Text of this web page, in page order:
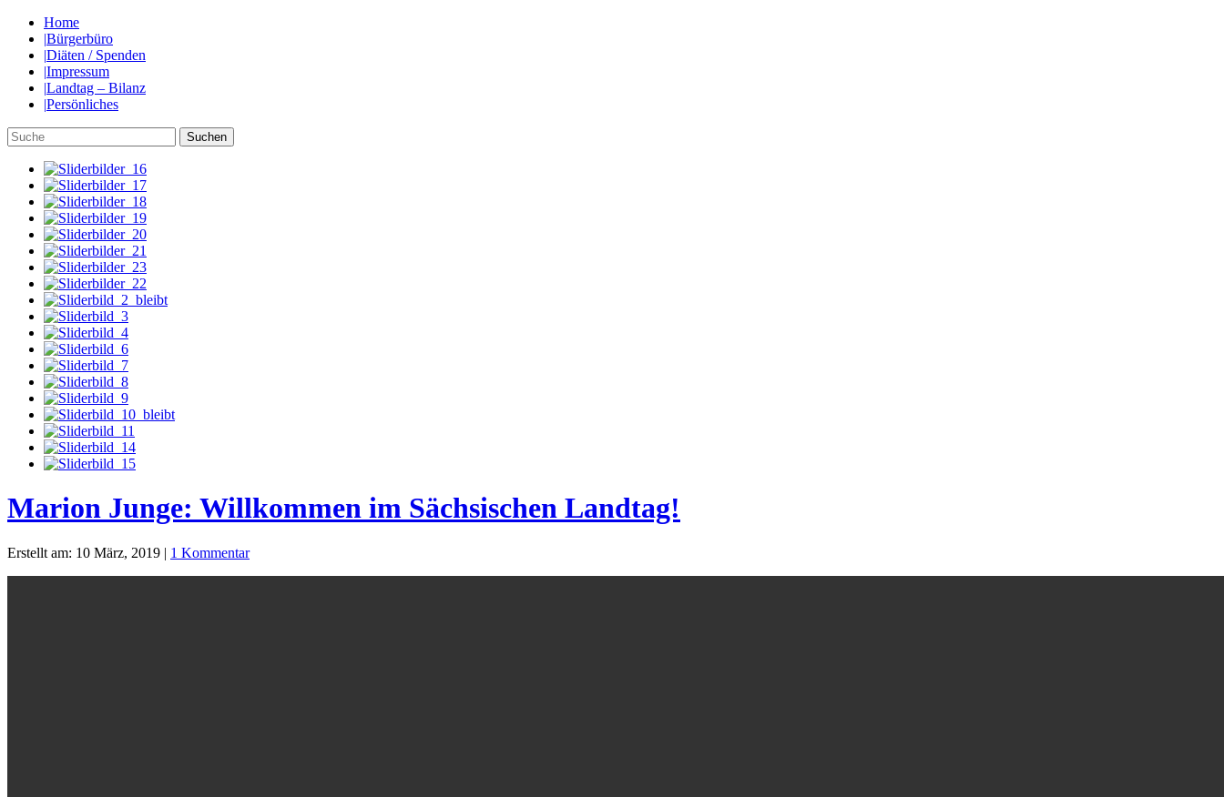
Home
|Bürgerbüro
|Diäten / Spenden
|Impressum
|Landtag – Bilanz
|Persönliches
Marion Junge: Willkommen im Sächsischen Landtag!
Erstellt am: 10 März, 2019 | 1 Kommentar